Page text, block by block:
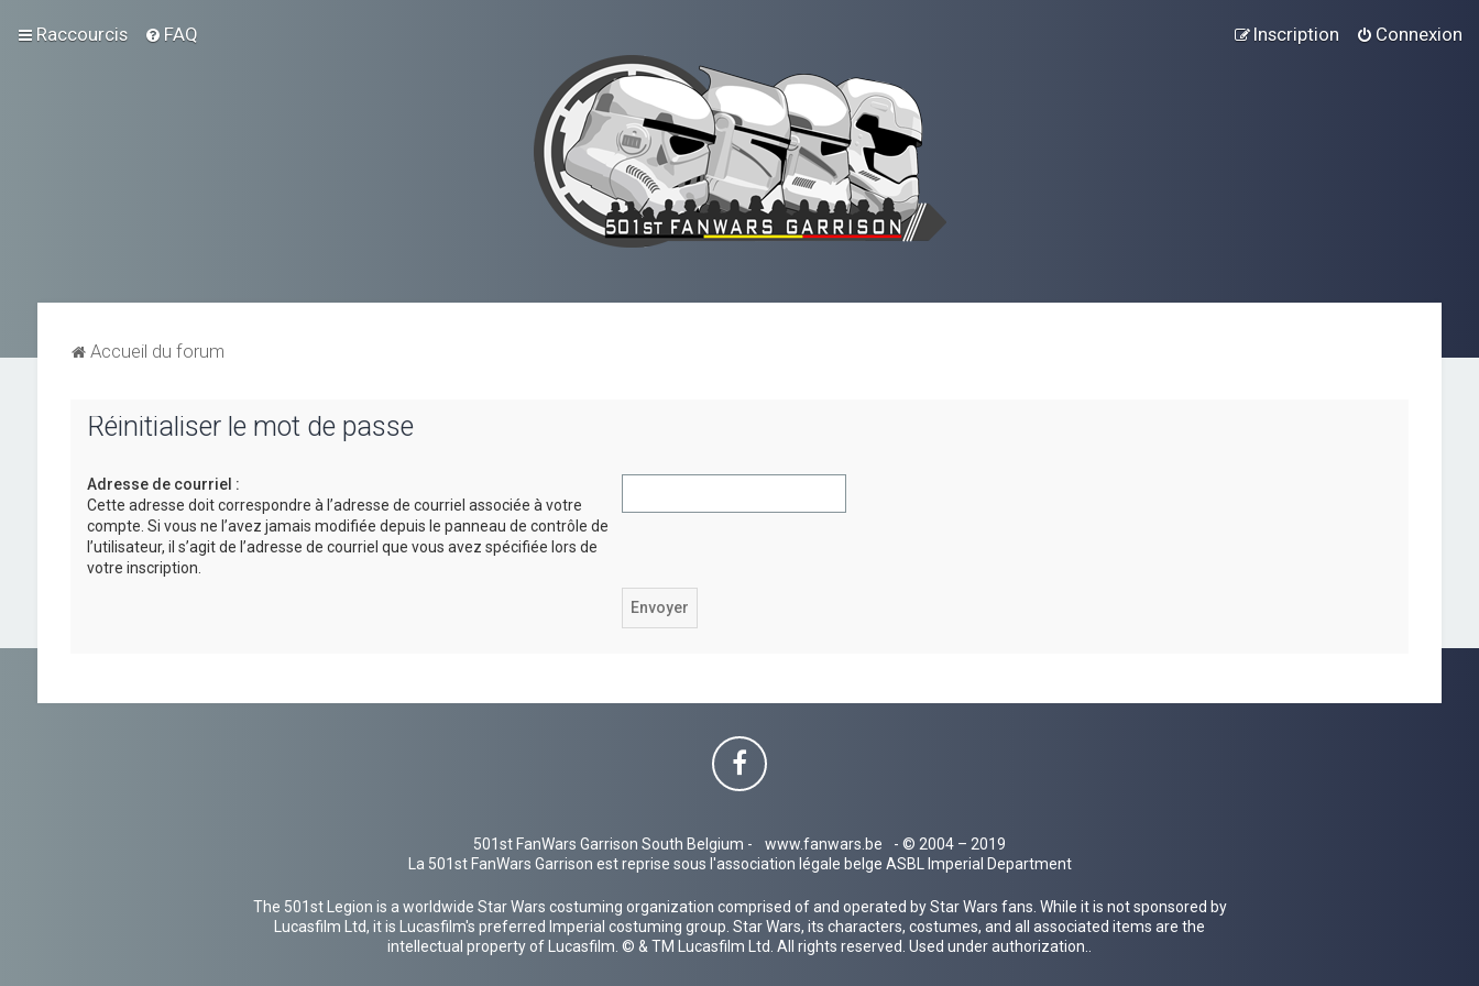
Raccourcis FAQ Connexion
Inscription
Accueil du forum
Réinitialiser le mot de passe
Adresse de courriel :
Cette adresse doit correspondre à l’adresse de courriel associée à votre
compte. Si vous ne l’avez jamais modifiée depuis le panneau de contrôle de
l’utilisateur, il s’agit de l’adresse de courriel que vous avez spécifiée lors de
votre inscription.
501st FanWars Garrison South Belgium - www.fanwars.be
- © 2004 – 2019
La 501st FanWars Garrison est reprise sous l'association légale belge ASBL Imperial Department
The 501st Legion is a worldwide Star Wars costuming organization comprised of and operated by Star Wars fans. While it is not sponsored by
Lucasfilm Ltd, it is Lucasfilm's preferred Imperial costuming group. Star Wars, its characters, costumes, and all associated items are the
intellectual property of Lucasfilm. © & TM Lucasfilm Ltd. All rights reserved. Used under authorization..